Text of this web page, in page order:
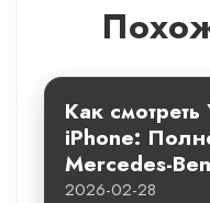
Как
iPhone:
Mercedes-
2026-02-28